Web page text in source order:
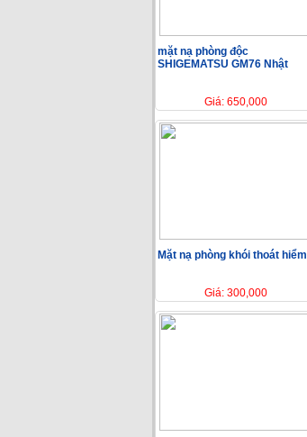
mặt nạ phòng độc
SHIGEMATSU GM76 Nhật
Giá: 650,000
Mặt nạ phòng khói thoát hiểm
Giá: 300,000